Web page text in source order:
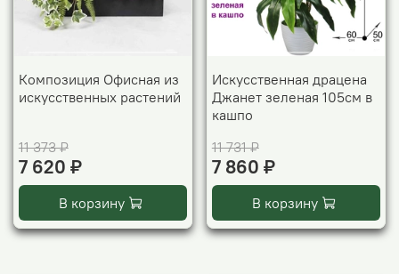
Композиция Офисная из
искусственных растений
11 373 ₽
7 620 ₽
В корзину
Искусственная драцена
Джанет зеленая 105см в
кашпо
11 731 ₽
7 860 ₽
В корзину